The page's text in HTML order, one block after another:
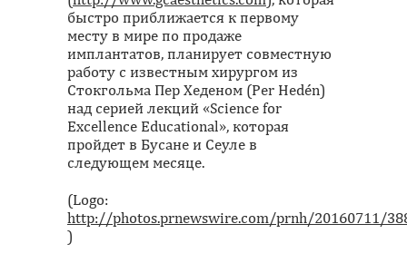
быстро приближается к первому
месту в мире по продаже
имплантатов, планирует совместную
работу с известным хирургом из
Стокгольма Пер Хеденом (Per Hedén)
над серией лекций «Science for
Excellence Educational», которая
пройдет в Бусане и Сеуле в
следующем месяце.
(Logo:
http://photos.prnewswire.com/prnh/20160711/
)